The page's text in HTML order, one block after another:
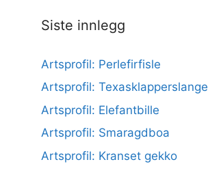
Siste innlegg
Artsprofil: Perlefirfisle
Artsprofil: Texasklapperslange
Artsprofil: Elefantbille
Artsprofil: Smaragdboa
Artsprofil: Kranset gekko